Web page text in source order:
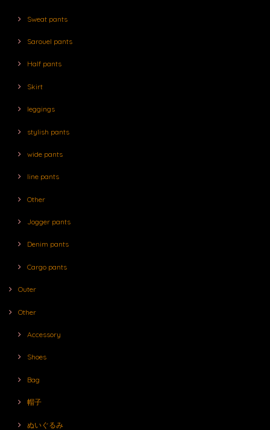
Sweat pants
Sarouel pants
Half pants
Skirt
leggings
stylish pants
wide pants
line pants
Other
Jogger pants
Denim pants
Cargo pants
Outer
Other
Accessory
Shoes
Bag
帽子
ぬいぐるみ